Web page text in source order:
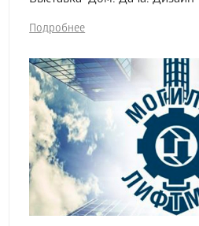
Подробнее